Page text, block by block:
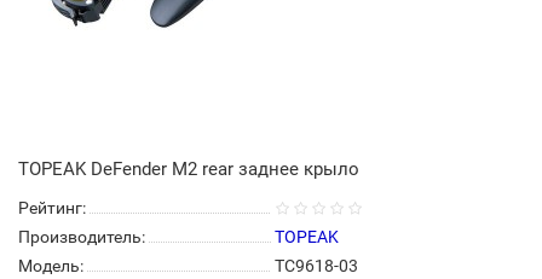
TOPEAK DeFender M2 rear заднее крыло
Рейтинг:
Производитель:
TOPEAK
Модель:
TC9618-03